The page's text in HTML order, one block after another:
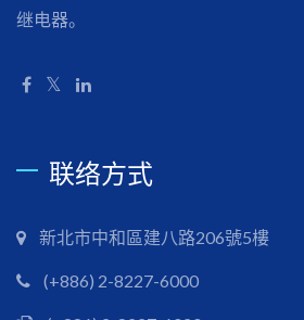
继电器。
联络方式
新北市中和區建八路206號5樓
(+886) 2-8227-6000